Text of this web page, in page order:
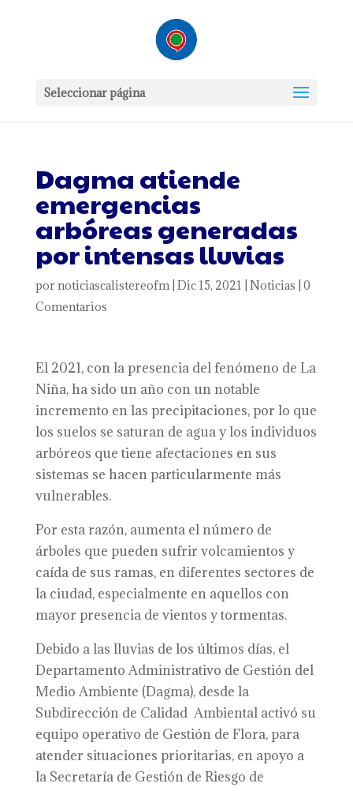
Seleccionar página
Dagma atiende
emergencias
arbóreas generadas
por intensas lluvias
por noticiascalistereofm| Dic 15, 2021 Noticias 0
Comentarios
El 2021, con la presencia del fenómeno de La
Niña, ha sido un año con un notable
incremento en las precipitaciones, por lo que
los suelos se saturan de agua y los individuos
arbóreos que tiene afectaciones en sus
sistemas se hacen particularmente más
vulnerables.
Por esta razón, aumenta el número de
árboles que pueden sufrir volcamientos y
caída de sus ramas, en diferentes sectores de
la ciudad, especialmente en aquellos con
mayor presencia de vientos y tormentas.
Debido a las lluvias de los últimos días, el
Departamento Administrativo de Gestión del
Medio Ambiente (Dagma), desde la
Subdirección de Calidad Ambiental activó su
equipo operativo de Gestión de Flora, para
atender situaciones prioritarias, en apoyo a
la Secretaría de Gestión de Riesgo de